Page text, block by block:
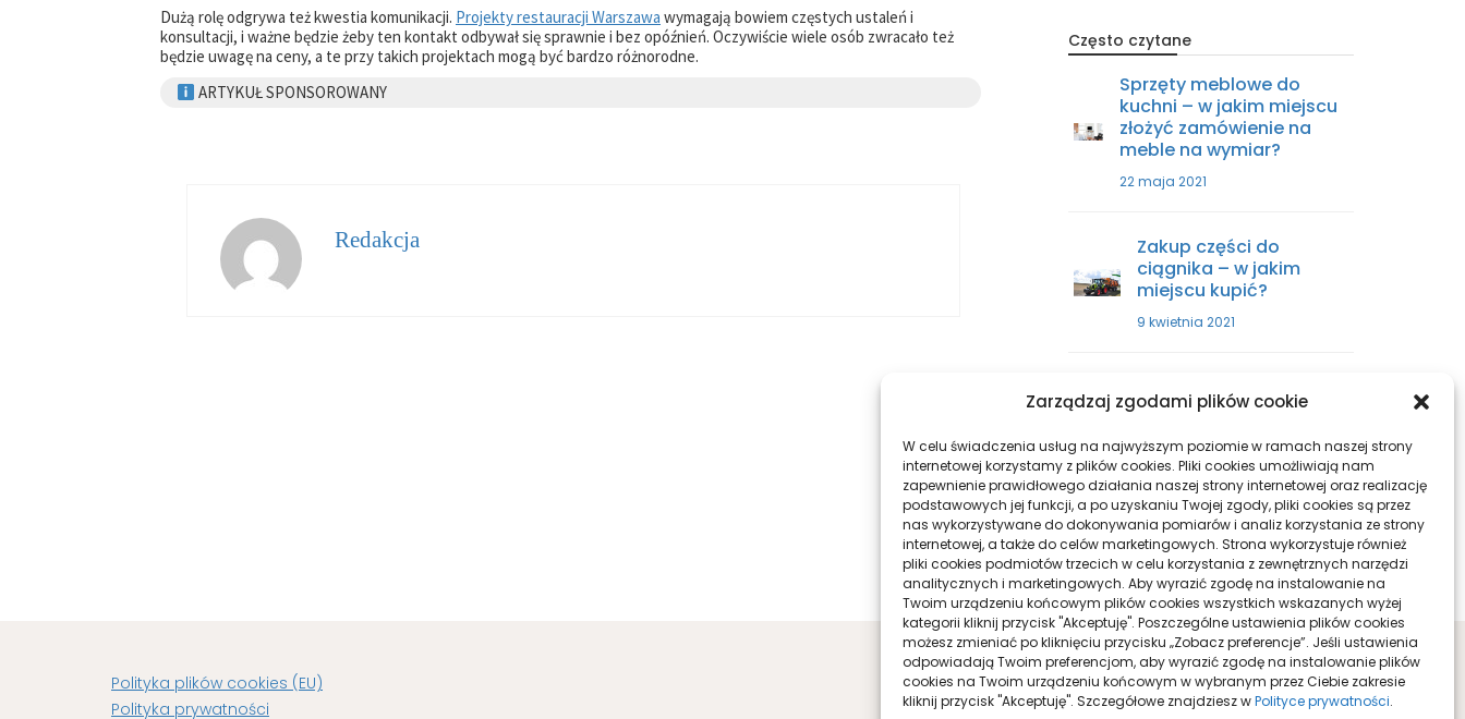
Zarządzaj zgodami plików cookie
W celu świadczenia usług na najwyższym poziomie w ramach naszej strony
internetowej korzystamy z plików cookies. Pliki cookies umożliwiają nam
zapewnienie prawidłowego działania naszej strony internetowej oraz realizację
podstawowych jej funkcji, a po uzyskaniu Twojej zgody, pliki cookies są przez
nas wykorzystywane do dokonywania pomiarów i analiz korzystania ze strony
internetowej, a także do celów marketingowych. Strona wykorzystuje również
pliki cookies podmiotów trzecich w celu korzystania z zewnętrznych narzędzi
analitycznych i marketingowych. Aby wyrazić zgodę na instalowanie na
Twoim urządzeniu końcowym plików cookies wszystkich wskazanych wyżej
kategorii kliknij przycisk "Akceptuję". Poszczególne ustawienia plików cookies
możesz zmieniać po kliknięciu przycisku „Zobacz preferencje”. Jeśli ustawienia
odpowiadają Twoim preferencjom, aby wyrazić zgodę na instalowanie plików
cookies na Twoim urządzeniu końcowym w wybranym przez Ciebie zakresie
kliknij przycisk "Akceptuję". Szczegółowe znajdziesz wPolityce prywatności.
Dużą rolę odgrywa też kwestia komunikacji. Projekty restauracji Warszawa wymagają bowiem częstych ustaleń i
konsultacji, i ważne będzie żeby ten kontakt odbywał się sprawnie i bez opóźnień. Oczywiście wiele osób zwracało też
będzie uwagę na ceny, a te przy takich projektach mogą być bardzo różnorodne.
ARTYKUŁ SPONSOROWANY
Redakcja
Często czytane
Sprzęty meblowe do
kuchni – w jakim miejscu
złożyć zamówienie na
meble na wymiar?
22 maja 2021
Zakup części do
ciągnika – w jakim
miejscu kupić?
9 kwietnia 2021
Sprzęty skrawające –
wszystko, co musisz
29 października 2021
Polityka plików cookies (EU)
Polityka prywatności